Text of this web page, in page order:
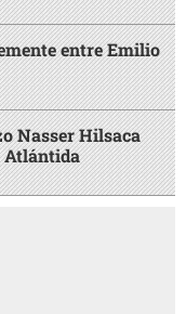
entre Emilio
Nasser Hilsaca
Atlántida